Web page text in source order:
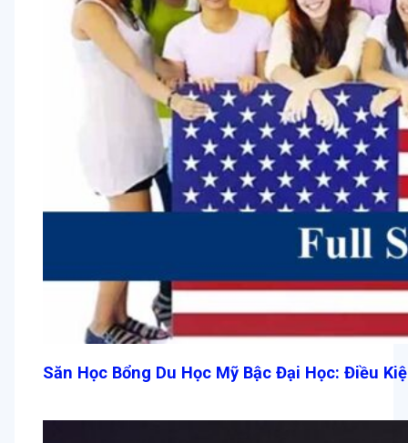
Săn Học Bổng Du Học Mỹ Bậc Đại Học: Điều